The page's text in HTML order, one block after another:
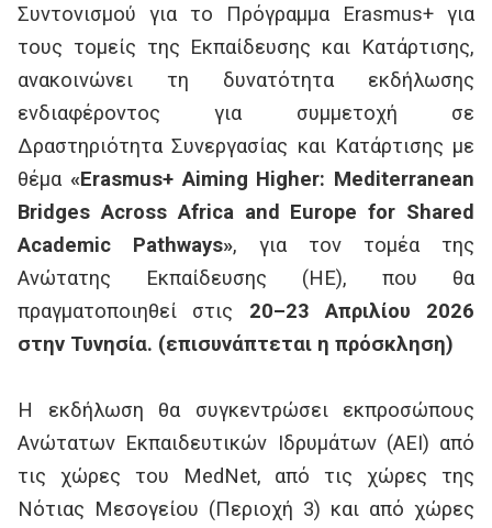
Συντονισμού για το Πρόγραμμα Erasmus+ για
τους τομείς της Εκπαίδευσης και Κατάρτισης,
ανακοινώνει τη δυνατότητα εκδήλωσης
ενδιαφέροντος για συμμετοχή σε
Δραστηριότητα Συνεργασίας και Κατάρτισης με
θέμα «Erasmus+ Aiming Higher: Mediterranean
Bridges Across Africa and Europe for Shared
Academic Pathways», για τον τομέα της
Ανώτατης Εκπαίδευσης (ΗE), που θα
πραγματοποιηθεί στις 20–23 Απριλίου 2026
στην Τυνησία. (επισυνάπτεται η πρόσκληση)
Η εκδήλωση θα συγκεντρώσει εκπροσώπους
Ανώτατων Εκπαιδευτικών Ιδρυμάτων (ΑΕΙ) από
τις χώρες του MedNet, από τις χώρες της
Νότιας Μεσογείου (Περιοχή 3) και από χώρες